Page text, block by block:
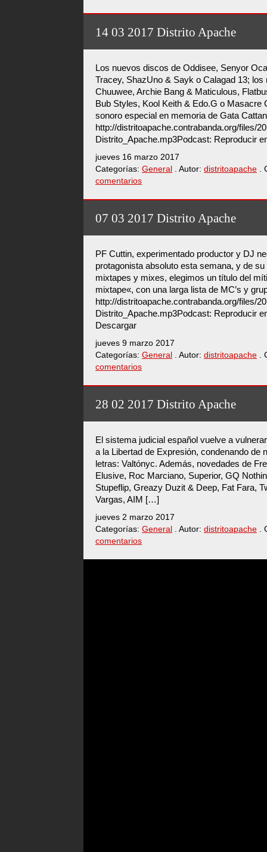
14 03 2017 Distrito Apache
Los nuevos discos de Oddisee, Senyor
Tracey, ShazUno & Sayk o Calagad 13;
Chuuwee, Archie Bang & Maticulous,
Bub Styles, Kool Keith & Edo.G o Masacre
sonoro especial en memoria de Gata
http://distritoapache.contrabanda.org/files/
Distrito_Apache.mp3Podcast: Reproducir
jueves 16 marzo 2017
Categorías: General . Autor: distritoapache .
comentarios
07 03 2017 Distrito Apache
PF Cuttin, experimentado productor y DJ
protagonista absoluto esta semana, y de
mixtapes y mixes, elegimos un título del
mixtape«, con una larga lista de MC’s y
http://distritoapache.contrabanda.org/files/
Distrito_Apache.mp3Podcast: Reproducir
Descargar
jueves 9 marzo 2017
Categorías: General . Autor: distritoapache .
comentarios
28 02 2017 Distrito Apache
El sistema judicial español vuelve a
a la Libertad de Expresión, condenando de
letras: Valtónyc. Además, novedades de
Elusive, Roc Marciano, Superior, GQ
Stupeflip, Greazy Duzit & Deep, Fat Fara,
Vargas, AIM […]
jueves 2 marzo 2017
Categorías: General . Autor: distritoapache .
comentarios